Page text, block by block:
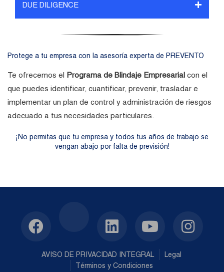
DUE DILIGENCE
Protege a tu empresa con la asesoría experta de PREVENTO
Te ofrecemos el Programa de Blindaje Empresarial con el
que puedes identificar, cuantificar, prevenir, trasladar e
implementar un plan de control y administración de riesgos
adecuado a tus necesidades particulares.
¡No permitas que tu empresa y todos tus años de trabajo se
vengan abajo por falta de previsión!
AVISO DE PRIVACIDAD INTEGRAL
Legal
Términos y Condiciones